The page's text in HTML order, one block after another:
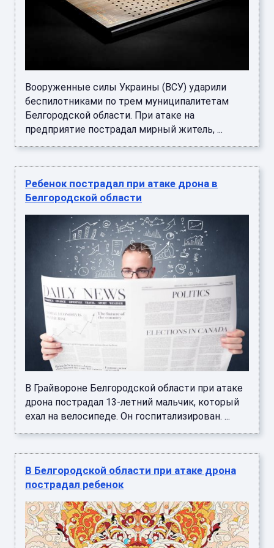
Вооруженные силы Украины (ВСУ) ударили
беспилотниками по трем муниципалитетам
Белгородской области. При атаке на
предприятие пострадал мирный житель, ...
Ребенок пострадал при атаке дрона в
Белгородской области
В Грайвороне Белгородской области при атаке
дрона пострадал 13-летний мальчик, который
ехал на велосипеде. Он госпитализирован. ...
В Белгородской области при атаке дрона
пострадал ребенок